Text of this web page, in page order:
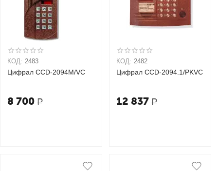
КОД: 2483
Цифрал CCD-2094М/VC
8 700 Р
КОД: 2482
Цифрал CCD-2094.1/PKVC
12 837 Р